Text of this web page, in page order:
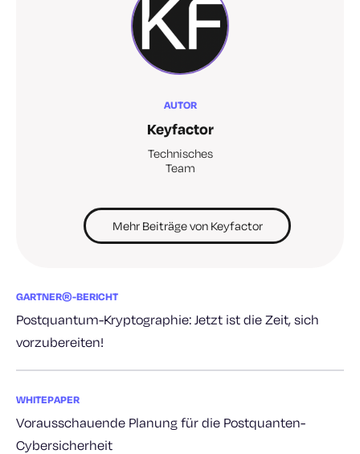
AUTOR
Keyfactor
Technisches
Team
Mehr Beiträge von Keyfactor
GARTNER®-BERICHT
Postquantum-Kryptographie: Jetzt ist die Zeit, sich
vorzubereiten!
WHITEPAPER
Vorausschauende Planung für die Postquanten-
Cybersicherheit